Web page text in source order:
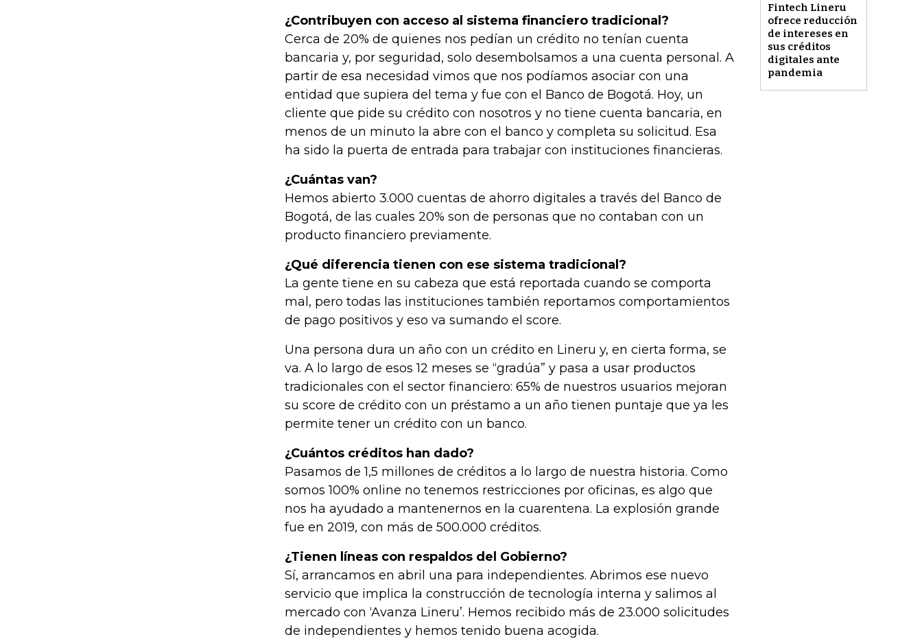
Fintech Lineru
ofrece reducción
de intereses en
sus créditos
digitales ante
pandemia
¿Contribuyen con acceso al sistema financiero tradicional?
Cerca de 20% de quienes nos pedían un crédito no tenían cuenta
bancaria y, por seguridad, solo desembolsamos a una cuenta personal. A
partir de esa necesidad vimos que nos podíamos asociar con una
entidad que supiera del tema y fue con el Banco de Bogotá. Hoy, un
cliente que pide su crédito con nosotros y no tiene cuenta bancaria, en
menos de un minuto la abre con el banco y completa su solicitud. Esa
ha sido la puerta de entrada para trabajar con instituciones financieras.
¿Cuántas van?
Hemos abierto 3.000 cuentas de ahorro digitales a través del Banco de
Bogotá, de las cuales 20% son de personas que no contaban con un
producto financiero previamente.
¿Qué diferencia tienen con ese sistema tradicional?
La gente tiene en su cabeza que está reportada cuando se comporta
mal, pero todas las instituciones también reportamos comportamientos
de pago positivos y eso va sumando el score.
Una persona dura un año con un crédito en Lineru y, en cierta forma, se
va. A lo largo de esos 12 meses se “gradúa” y pasa a usar productos
tradicionales con el sector financiero: 65% de nuestros usuarios mejoran
su score de crédito con un préstamo a un año tienen puntaje que ya les
permite tener un crédito con un banco.
¿Cuántos créditos han dado?
Pasamos de 1,5 millones de créditos a lo largo de nuestra historia. Como
somos 100% online no tenemos restricciones por oficinas, es algo que
nos ha ayudado a mantenernos en la cuarentena. La explosión grande
fue en 2019, con más de 500.000 créditos.
¿Tienen líneas con respaldos del Gobierno?
Sí, arrancamos en abril una para independientes. Abrimos ese nuevo
servicio que implica la construcción de tecnología interna y salimos al
mercado con ‘Avanza Lineru’. Hemos recibido más de 23.000 solicitudes
de independientes y hemos tenido buena acogida.